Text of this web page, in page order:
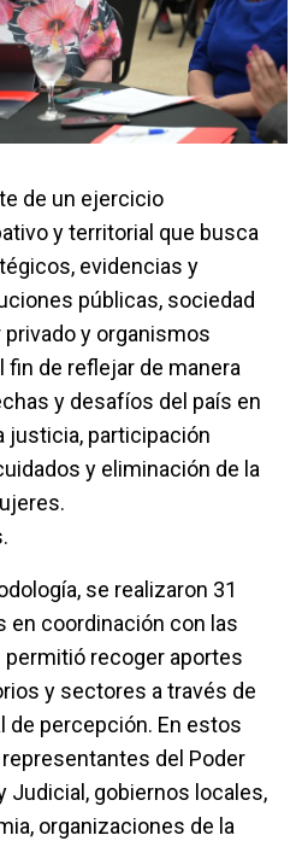
de un ejercicio
y territorial que busca
evidencias y
públicas, sociedad
y organismos
fin de reflejar de manera
y desafíos del país en
justicia, participación
y eliminación de la
se realizaron 31
en coordinación con las
permitió recoger aportes
y sectores a través de
de percepción. En estos
del Poder
Judicial, gobiernos locales,
organizaciones de la